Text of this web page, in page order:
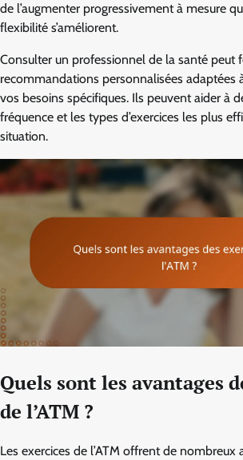
de l’augmenter progressivement à mesure
flexibilité s’améliorent.
Consulter un professionnel de la santé peut
recommandations personnalisées adaptées
vos besoins spécifiques. Ils peuvent aider à
fréquence et les types d’exercices les plus
situation.
Quels sont les avantages
de l’ATM ?
Les exercices de l’ATM offrent de nombreux